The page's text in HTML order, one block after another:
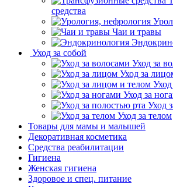
средства
Чаи и травы
Уход за собой
Уход за
Уход за
Уход за
Уход
Уход за телом
Товары для мамы и малышей
Декоративная косметика
Средства реабилитации
Гигиена
Женская гигиена
Здоровое и спец. питание